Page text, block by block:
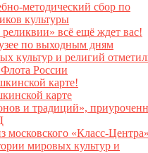
методический сбор по
культуры
всё ещё ждет вас!
по выходным дням
культур и религий
России
карте!
карте
и традиций»,
московского «Класс-
мировых культур и